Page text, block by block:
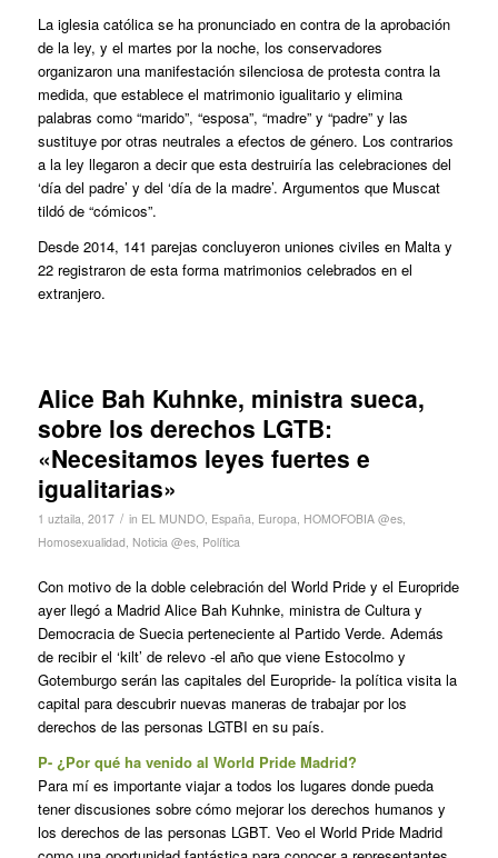
La iglesia católica se ha pronunciado en contra de la aprobación
de la ley, y el martes por la noche, los conservadores
organizaron una manifestación silenciosa de protesta contra la
medida, que establece el matrimonio igualitario y elimina
palabras como “marido”, “esposa”, “madre” y “padre” y las
sustituye por otras neutrales a efectos de género. Los contrarios
a la ley llegaron a decir que esta destruiría las celebraciones del
‘día del padre’ y del ‘día de la madre’. Argumentos que Muscat
tildó de “cómicos”.
Desde 2014, 141 parejas concluyeron uniones civiles en Malta y
22 registraron de esta forma matrimonios celebrados en el
extranjero.
Alice Bah Kuhnke, ministra sueca,
sobre los derechos LGTB:
«Necesitamos leyes fuertes e
igualitarias»
1 uztaila, 2017 / in EL MUNDO, España Europa HOMOFOBIA @es,
Homosexualidad Noticia @es, Política
Con motivo de la doble celebración del World Pride y el Europride
ayer llegó a Madrid Alice Bah Kuhnke, ministra de Cultura y
Democracia de Suecia perteneciente al Partido Verde. Además
de recibir el ‘kilt’ de relevo -el año que viene Estocolmo y
Gotemburgo serán las capitales del Europride- la política visita la
capital para descubrir nuevas maneras de trabajar por los
derechos de las personas LGTBI en su país.
P- ¿Por qué ha venido al World Pride Madrid?
Para mí es importante viajar a todos los lugares donde pueda
tener discusiones sobre cómo mejorar los derechos humanos y
los derechos de las personas LGBT. Veo el World Pride Madrid